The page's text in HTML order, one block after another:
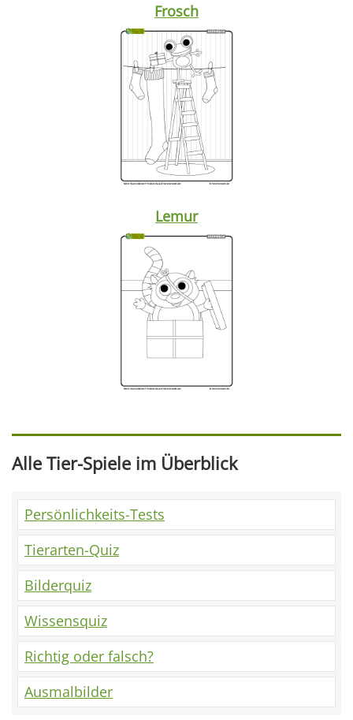
Frosch
Lemur
Alle Tier-Spiele im Überblick
Persönlichkeits-Tests
Tierarten-Quiz
Bilderquiz
Wissensquiz
Richtig oder falsch?
Ausmalbilder